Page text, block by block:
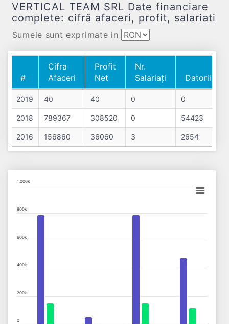
VERTICAL TEAM SRL Date financiare
complete: cifră afaceri, profit, salariati
Sumele sunt exprimate in
#
Cifra
Afaceri
Profit
Net
Nr.
Salariați
Datorii
#
Cifra
Afaceri
Profit
Net
Salariați
2019 40 40 0 0
2018 789367 308520 0 54423
2016 156860 36060 3 2654
Chart
View as data table, Chart
The chart has 1 Y axis displaying values. Data ranges from 0 to
0
200k
400k
600k
800k
1.000k